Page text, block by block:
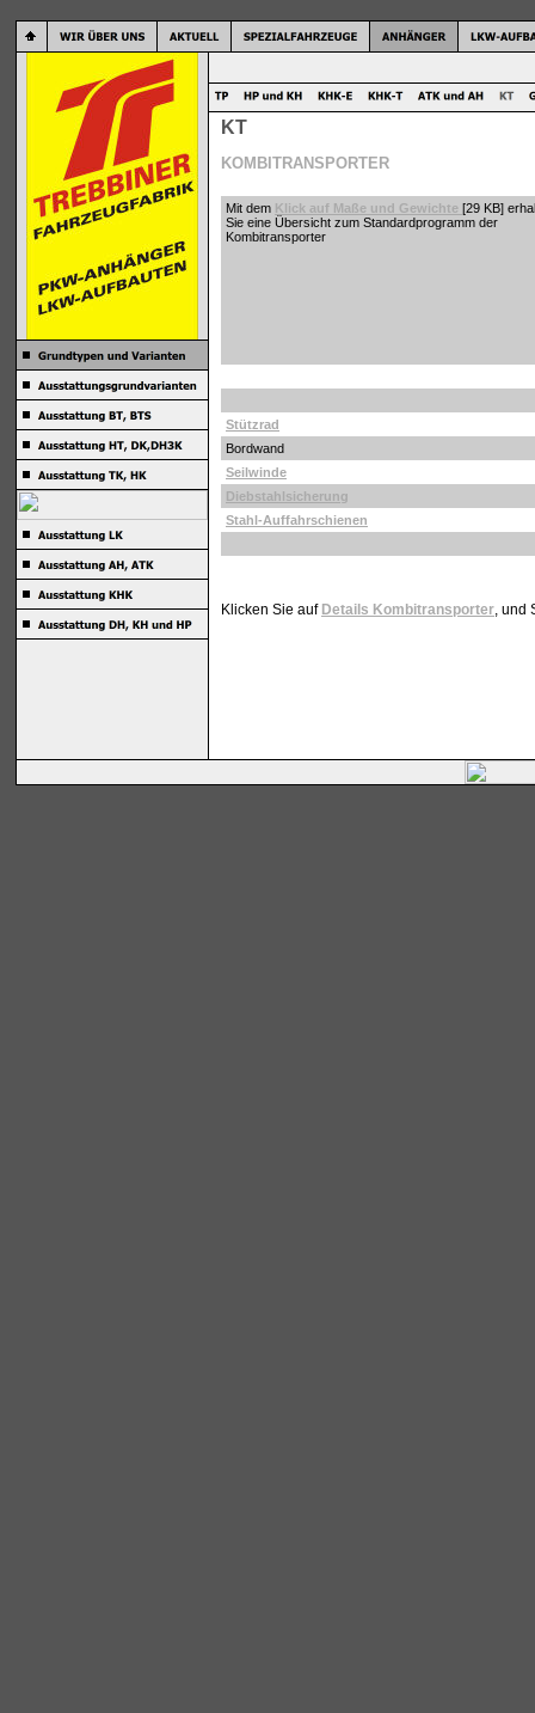
KT
KOMBITRANSPORTER
Mit dem Klick auf Maße und Gewichte [29 KB]
Sie eine Übersicht zum Standardprogramm der
Kombitransporter
Stützrad
Bordwand
Seilwinde
Diebstahlsicherung
Stahl-Auffahrschienen
Klicken Sie auf Details Kombitransporter, und